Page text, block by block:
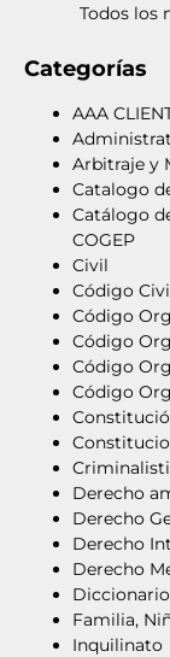
Todos los
Categorías
AAA
Arbitraje y
Catalogo
Catálogo
COGEP
Civil
Código
Código
Código
Código
Código
Derecho
Derecho
Derecho
Derecho
Familia,
Inquilinato